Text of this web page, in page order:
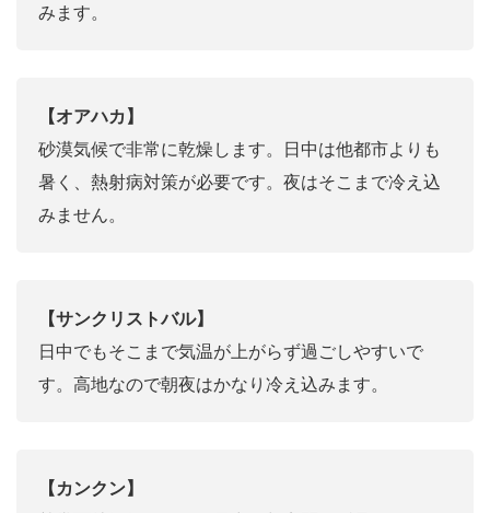
みます。
【オアハカ】
砂漠気候で非常に乾燥します。日中は他都市よりも
暑く、熱射病対策が必要です。夜はそこまで冷え込
みません。
【サンクリストバル】
日中でもそこまで気温が上がらず過ごしやすいで
す。高地なので朝夜はかなり冷え込みます。
【カンクン】